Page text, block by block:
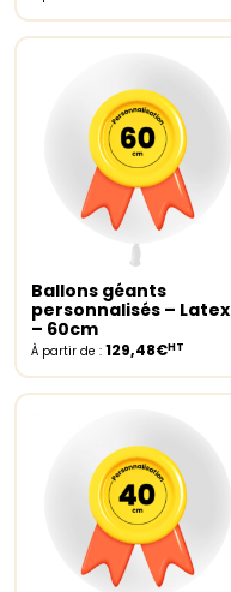
Select options
Ballons géants
personnalisés – Latex
– 60cm
À partir de : 129,48€HT